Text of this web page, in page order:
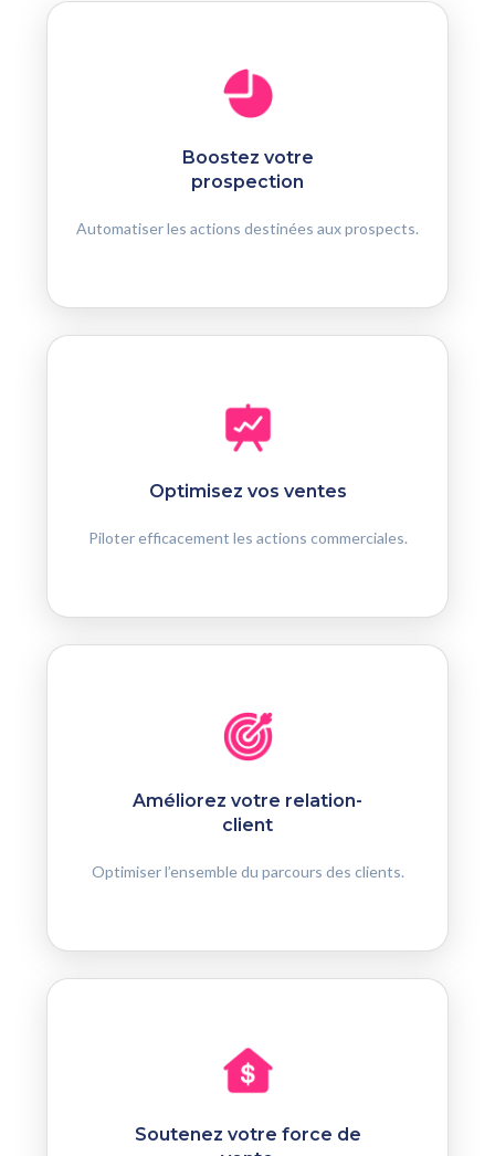
Boostez votre
prospection
Automatiser les actions destinées aux prospects.
Optimisez vos ventes
Piloter efficacement les actions commerciales.
Améliorez votre relation-
client
Optimiser l’ensemble du parcours des clients.
Soutenez votre force de